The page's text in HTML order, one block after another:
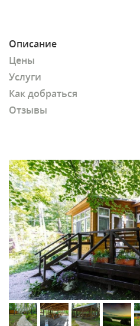
Описание
Цены
Услуги
Как добраться
Отзывы